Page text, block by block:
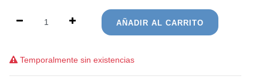
AÑADIR AL CARRITO
Temporalmente sin existencias